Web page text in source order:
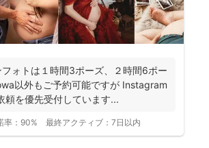
フォトは１時間3ポーズ、２時間6ポー
以外もご予約可能ですが Instagram
頼を優先受付しています...
率： 90% 最終アクティブ： 7日以内